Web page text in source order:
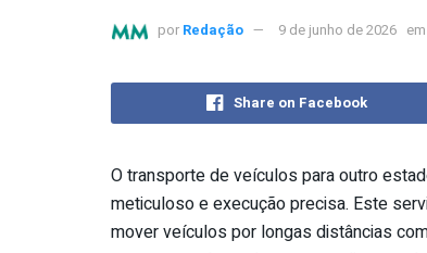
por Redação 9 de junho de 2026 em
Share on Facebook
O transporte de veículos para outro
meticuloso e execução precisa. Este
mover veículos por longas distâncias